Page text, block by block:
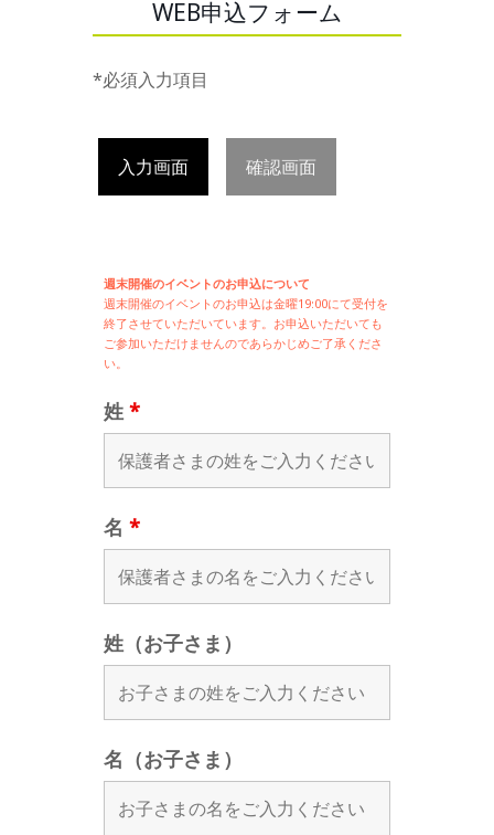
WEB申込フォーム
*必須入力項目
入力画面 確認画面
週末開催のイベントのお申込について
週末開催のイベントのお申込は金曜19:00にて受付を
終了させていただいています。お申込いただいても
ご参加いただけませんのであらかじめご了承くださ
い。
姓 *
名 *
姓（お子さま）
名（お子さま）